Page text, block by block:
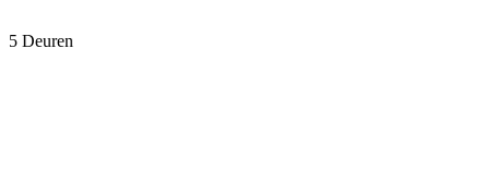
5 Deuren